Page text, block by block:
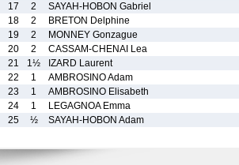
17
2
SAYAH-HOBON Gabriel
18
2
BRETON Delphine
19
2
MONNEY Gonzague
20
2
CASSAM-CHENAI Lea
21
1½
IZARD Laurent
22
1
AMBROSINO Adam
23
1
AMBROSINO Elisabeth
24
1
LEGAGNOA Emma
25
½ SAYAH-HOBON Adam